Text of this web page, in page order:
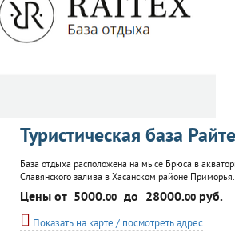
Туристическая база
База отдыха расположена на мысе Брюса в
Славянского залива в Хасанском районе
полуострова поражает своей красотой: от пологих
с подводными рифами, резко уходящими в
Разнообразное дно с теплой прозрачной водой
отдыха и для любителей
Цены от 5000.00 до 28000.00 руб.
Показать на карте / посмотреть адрес